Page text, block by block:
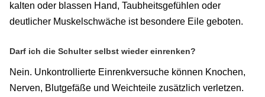
kalten oder blassen Hand, Taubheitsgefühlen oder
deutlicher Muskelschwäche ist besondere Eile geboten.
Darf ich die Schulter selbst wieder einrenken?
Nein. Unkontrollierte Einrenkversuche können Knochen,
Nerven, Blutgefäße und Weichteile zusätzlich verletzen.